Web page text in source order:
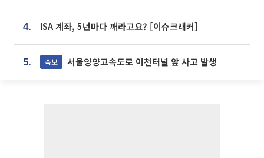
4. ISA 계좌, 5년마다 깨라고요? [이슈크래커]
5. 속보 서울양양고속도로 이천터널 앞 사고 발생